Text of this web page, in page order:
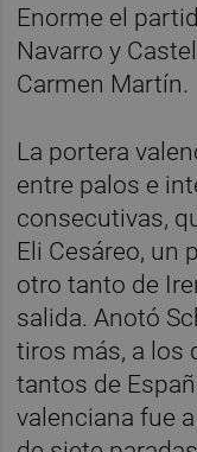
Enorme el
Navarro y
Carmen Martín.
La portera
entre palos e
consecutivas,
Eli Cesáreo, un
otro tanto de
salida. Anotó
tiros más, a los
tantos de
valenciana fue